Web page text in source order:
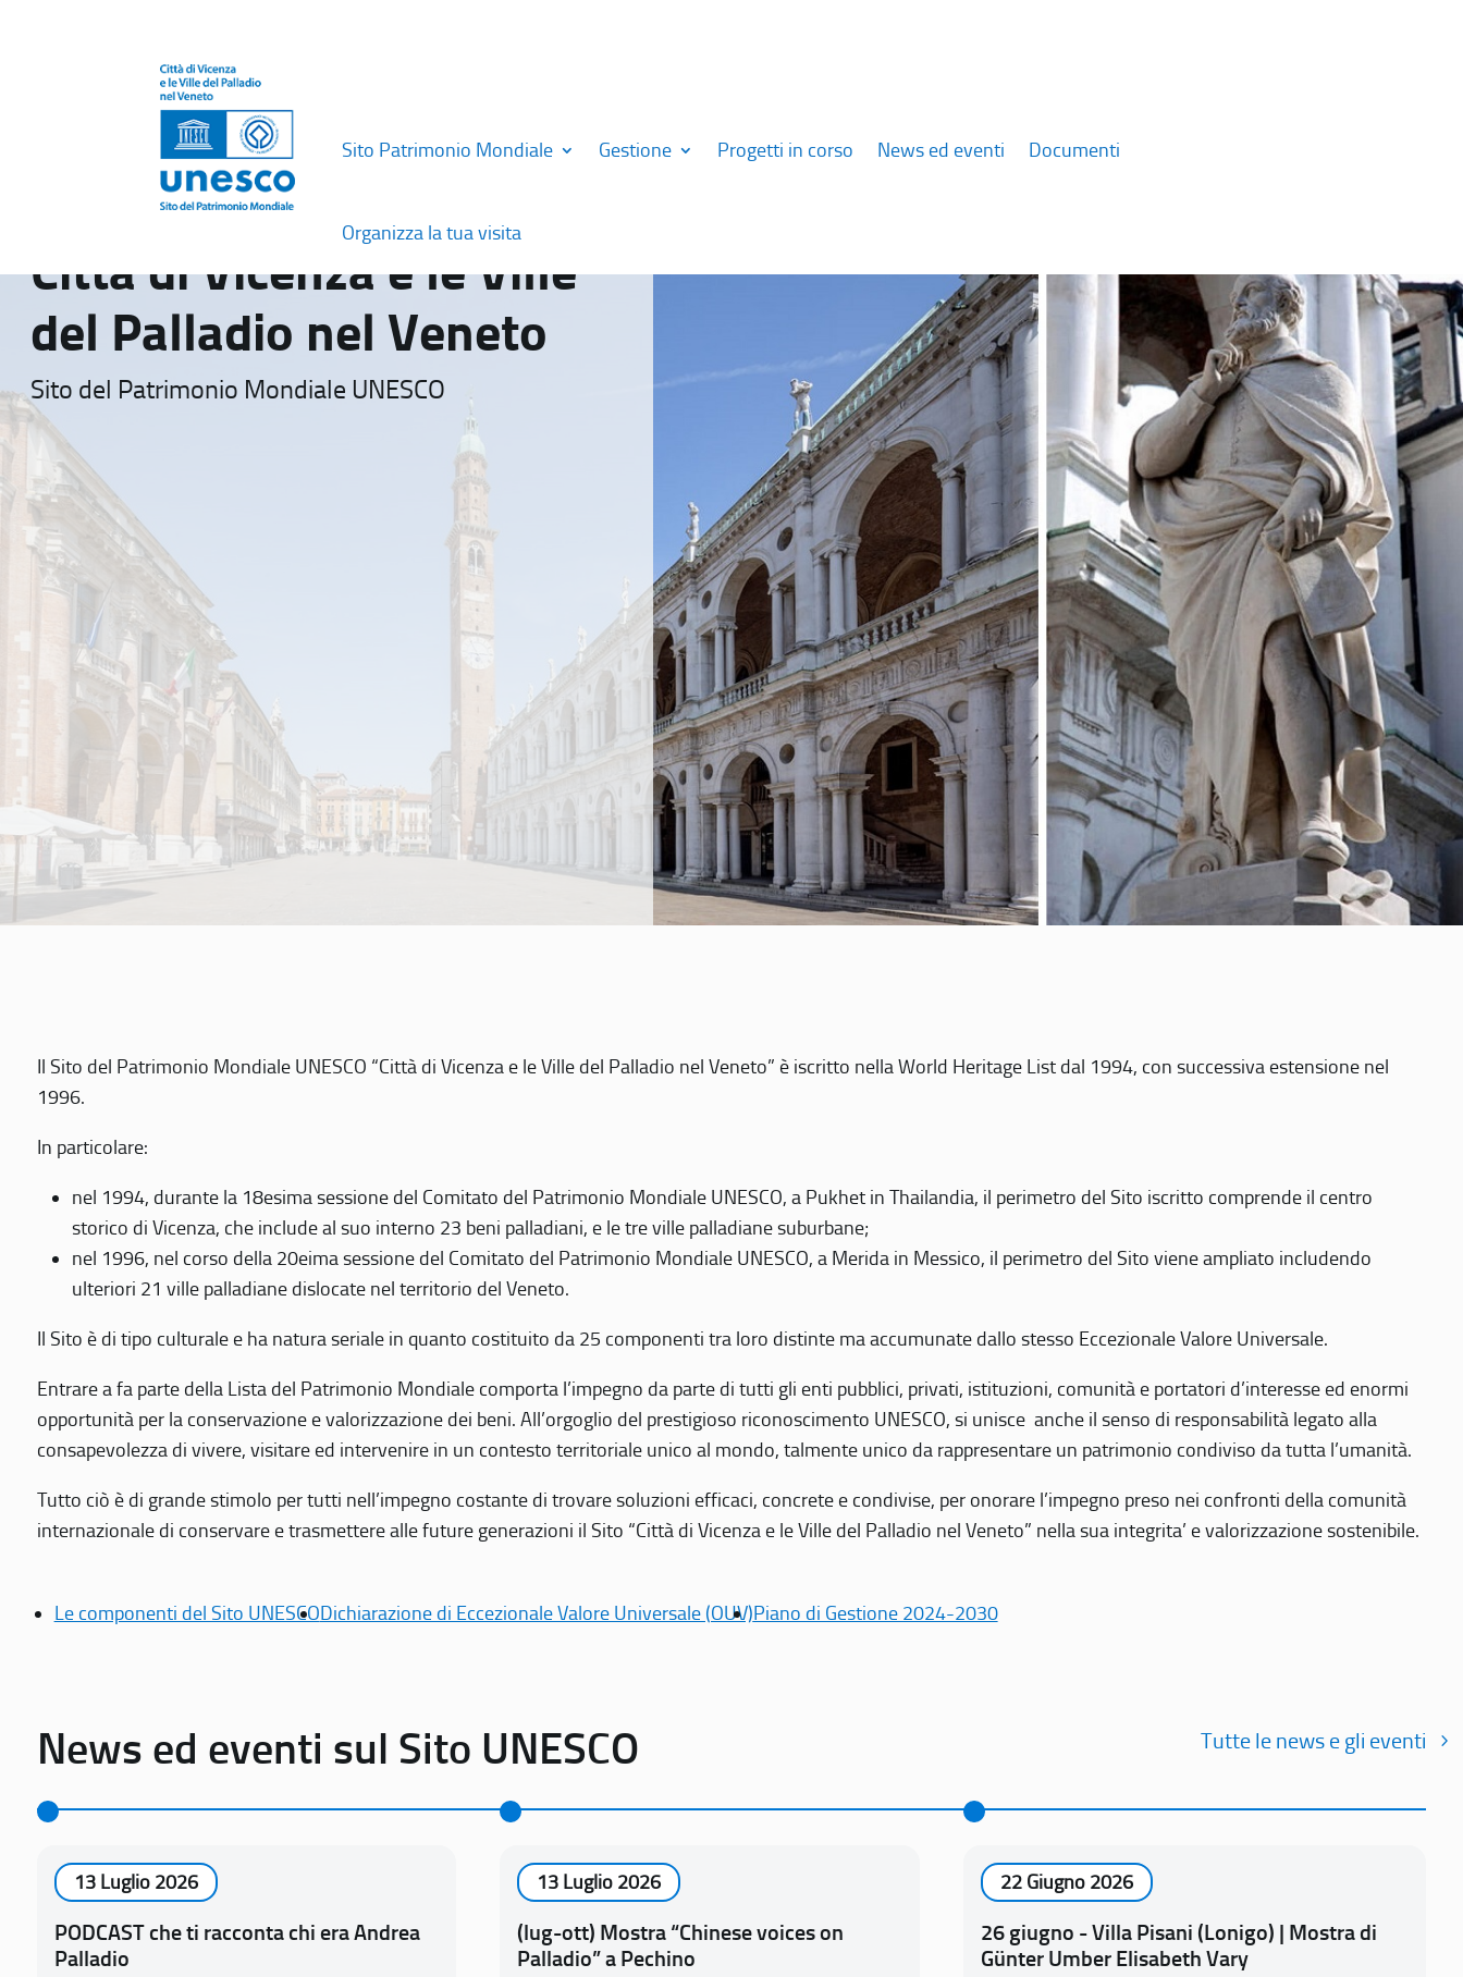
Sito Patrimonio Mondiale Gestione Progetti in corso News ed eventi Documenti
Organizza la tua visita
Città di Vicenza e le Ville
del Palladio nel Veneto
Sito del Patrimonio Mondiale UNESCO
Il Sito del Patrimonio Mondiale UNESCO “Città di Vicenza e le Ville del Palladio nel Veneto” è iscritto nella World Heritage List dal 1994, con successiva estensione nel
1996.
In particolare:
nel 1994, durante la 18esima sessione del Comitato del Patrimonio Mondiale UNESCO, a Pukhet in Thailandia, il perimetro del Sito iscritto comprende il centro
storico di Vicenza, che include al suo interno 23 beni palladiani, e le tre ville palladiane suburbane;
nel 1996, nel corso della 20eima sessione del Comitato del Patrimonio Mondiale UNESCO, a Merida in Messico, il perimetro del Sito viene ampliato includendo
ulteriori 21 ville palladiane dislocate nel territorio del Veneto.
Il Sito è di tipo culturale e ha natura seriale in quanto costituito da 25 componenti tra loro distinte ma accumunate dallo stesso Eccezionale Valore Universale.
Entrare a fa parte della Lista del Patrimonio Mondiale comporta l’impegno da parte di tutti gli enti pubblici, privati, istituzioni, comunità e portatori d’interesse ed enormi
opportunità per la conservazione e valorizzazione dei beni. All’orgoglio del prestigioso riconoscimento UNESCO, si unisce anche il senso di responsabilità legato alla
consapevolezza di vivere, visitare ed intervenire in un contesto territoriale unico al mondo, talmente unico da rappresentare un patrimonio condiviso da tutta l’umanità.
Tutto ciò è di grande stimolo per tutti nell’impegno costante di trovare soluzioni efficaci, concrete e condivise, per onorare l’impegno preso nei confronti della comunità
internazionale di conservare e trasmettere alle future generazioni il Sito “Città di Vicenza e le Ville del Palladio nel Veneto” nella sua integrita’ e valorizzazione sostenibile.
Le componenti del Sito UNESCODichiarazione di Eccezionale Valore Universale (OUV)Piano di Gestione 2024-2030
News ed eventi sul Sito UNESCO Tutte le news e gli eventi
13 Luglio 2026
PODCAST che ti racconta chi era Andrea
Palladio
13 Luglio 2026
(lug-ott) Mostra “Chinese voices on
Palladio” a Pechino
22 Giugno 2026
26 giugno - Villa Pisani (Lonigo) | Mostra di
Günter Umber Elisabeth Vary